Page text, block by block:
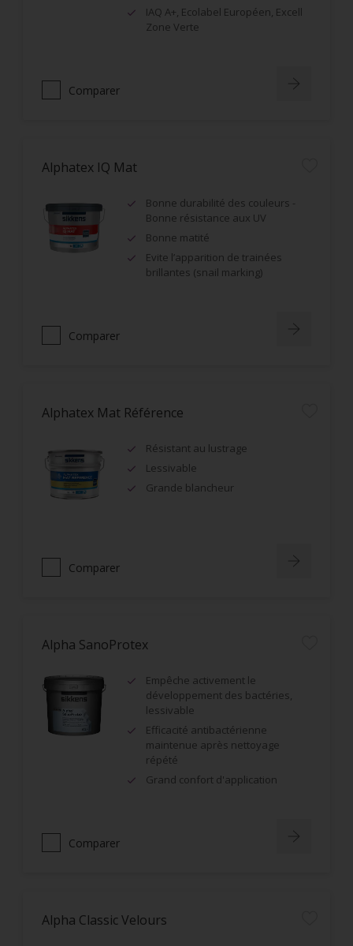
IAQ A+, Ecolabel Européen, Excell
Zone Verte
Comparer
Alphatex IQ Mat
Bonne durabilité des couleurs -
Bonne résistance aux UV
Bonne matité
Evite l’apparition de trainées
brillantes (snail marking)
Comparer
Alphatex Mat Référence
Résistant au lustrage
Lessivable
Grande blancheur
Comparer
Alpha SanoProtex
Empêche activement le
développement des bactéries,
lessivable
Efficacité antibactérienne
maintenue après nettoyage
répété
Grand confort d'application
Comparer
Alpha Classic Velours